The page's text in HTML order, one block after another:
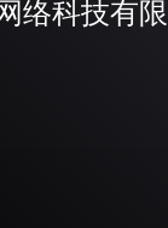
络科技有